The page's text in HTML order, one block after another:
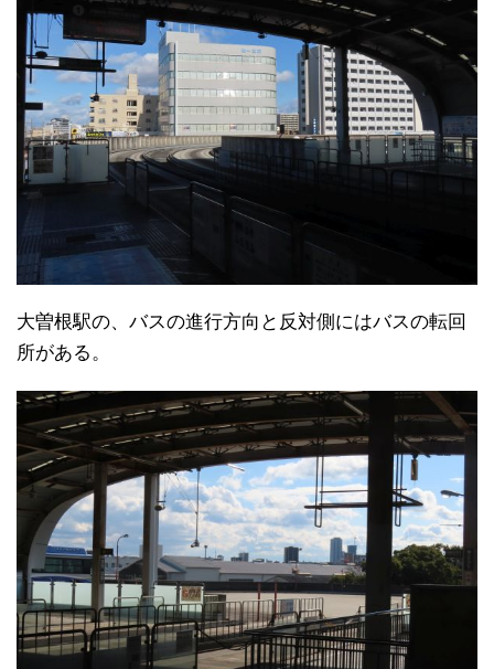
大曽根駅の、バスの進行方向と反対側にはバスの転回
所がある。